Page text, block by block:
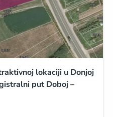
lokaciji u Donjoj
put Doboj –